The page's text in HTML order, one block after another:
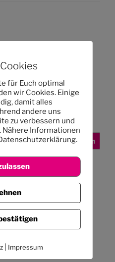
Suchen
Konzept
für Euch optimal
wir Cookies. Einige
damit alles
andere uns
zu verbessern und
Informationen
Impressum